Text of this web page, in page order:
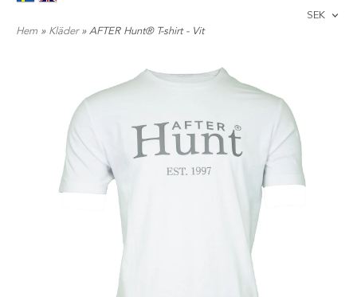
SEK
Hem » Kläder » AFTER Hunt® T-shirt - Vit